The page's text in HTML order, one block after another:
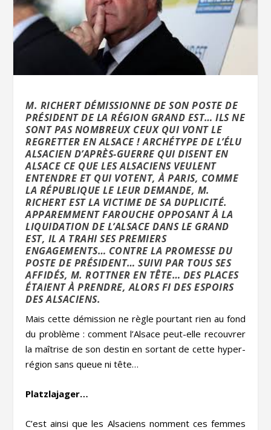
M. RICHERT DÉMISSIONNE DE SON POSTE DE
PRÉSIDENT DE LA RÉGION GRAND EST… ILS NE
SONT PAS NOMBREUX CEUX QUI VONT LE
REGRETTER EN ALSACE ! ARCHÉTYPE DE L’ÉLU
ALSACIEN D’APRÈS-GUERRE QUI DISENT EN
ALSACE CE QUE LES ALSACIENS VEULENT
ENTENDRE ET QUI VOTENT, À PARIS, COMME
LA RÉPUBLIQUE LE LEUR DEMANDE, M.
RICHERT EST LA VICTIME DE SA DUPLICITÉ.
APPAREMMENT FAROUCHE OPPOSANT À LA
LIQUIDATION DE L’ALSACE DANS LE GRAND
EST, IL A TRAHI SES PREMIERS
ENGAGEMENTS… CONTRE LA PROMESSE DU
POSTE DE PRÉSIDENT… SUIVI PAR TOUS SES
AFFIDÉS, M. ROTTNER EN TÊTE… DES PLACES
ÉTAIENT À PRENDRE, ALORS FI DES ESPOIRS
DES ALSACIENS.
Mais cette démission ne règle pourtant rien au fond
du problème : comment l’Alsace peut-elle recouvrer
la maîtrise de son destin en sortant de cette hyper-
région sans queue ni tête…
Platzlajager…
C’est ainsi que les Alsaciens nomment ces femmes